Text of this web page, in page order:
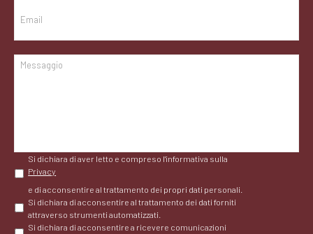
Si dichiara di aver letto e compreso l'informativa sulla
Privacy
e di acconsentire al trattamento dei propri dati personali.
Si dichiara di acconsentire al trattamento dei dati forniti
attraverso strumenti automatizzati.
Si dichiara di acconsentire a ricevere comunicazioni